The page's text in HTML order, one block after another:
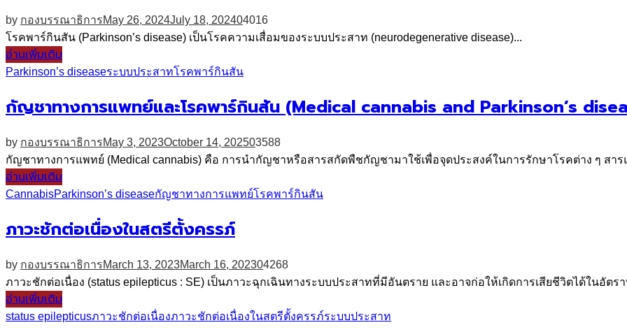
by กองบรรณาธิการMay 26, 2024July 18, 202404016
โรคพาร์กินสัน (Parkinson’s disease) เป็นโรคความเสื่อมของระบบประสาท (neurodegenerative disease)...
อ่านเพิ่มเติม
Parkinson’s diseaseระบบประสาทโรคพาร์กินสัน
กัญชาทางการแพทย์และโรคพาร์กินสัน (Medical cannabis and Parkinson’s
by กองบรรณาธิการMay 3, 2023October 14, 202503588
กัญชาทางการแพทย์ (Medical cannabis) คือ การนำกัญชาหรือสารสกัดพืชกัญชามาใช้เพื่อจุดประสงค์ในการรักษาโรคต่าง ๆ สา
อ่านเพิ่มเติม
CannabisParkinson’s diseaseกัญชาทางการแพทย์โรคพาร์กินสัน
ภาวะชักต่อเนื่องในสตรีตั้งครรภ์
by กองบรรณาธิการMarch 13, 2023March 16, 202304268
ภาวะชักต่อเนื่อง (status epilepticus : SE) เป็นภาวะฉุกเฉินทางระบบประสาทที่มีอันตราย และอาจก่อให้เกิดการเสียชีวิตได้ในอัตรา
อ่านเพิ่มเติม
status epilepticusภาวะชักต่อเนื่องภาวะชักต่อเนื่องในสตรีตั้งครรภ์ระบบประสาท